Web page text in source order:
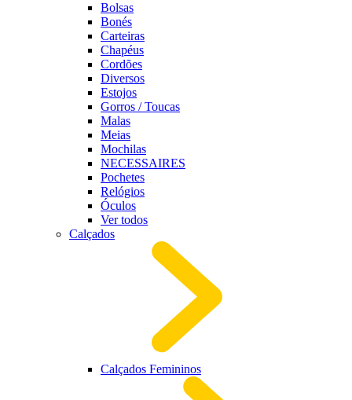
Bolsas
Bonés
Carteiras
Chapéus
Cordões
Diversos
Estojos
Gorros / Toucas
Malas
Meias
Mochilas
NECESSAIRES
Pochetes
Relógios
Óculos
Ver todos
Calçados
Calçados Femininos